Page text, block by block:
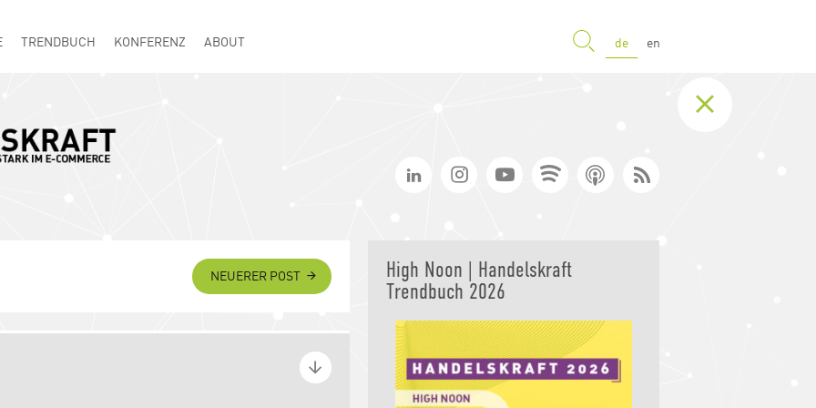
TRENDBUCH KONFERENZ ABOUT SUCHE de en
NEUERER POST
Booster: Arbeiten,
High Noon | Handelskraft
Trendbuch 2026